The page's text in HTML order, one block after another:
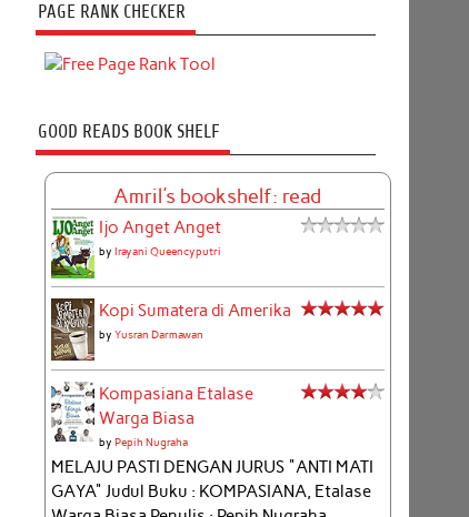
PAGE RANK CHECKER
GOOD READS BOOK SHELF
Amril's bookshelf: read
Ijo Anget Anget
by Irayani Queencyputri
Kopi Sumatera di Amerika
by Yusran Darmawan
Kompasiana Etalase
Warga Biasa
by Pepih Nugraha
MELAJU PASTI DENGAN JURUS "ANTI MATI
GAYA" Judul Buku : KOMPASIANA, Etalase